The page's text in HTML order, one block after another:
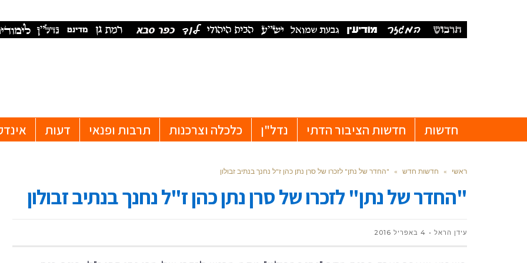
חדשות חדשות הציבור הדתי נדל"ן כלכלה וצרכנות תרבות ופנאי דעות
ראשי » חדשות חדש » "החדר של נתן" לזכרו של סרן נתן כהן ז"ל נחנך בנתיב זבולון
"החדר של נתן" לזכרו של סרן נתן כהן ז"ל נחנך בנתיב זבולון
עידן הראל 4 באפריל 2016